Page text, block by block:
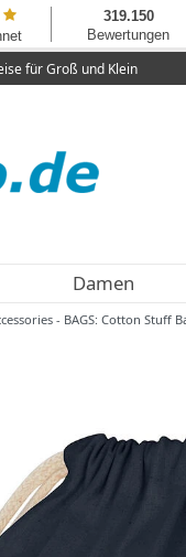
für Groß und Klein
Damen
- BAGS: Cotton Stuff